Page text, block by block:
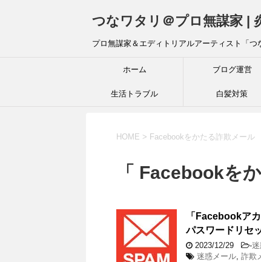
つなワタリ＠プロ無謀家 |
プロ無謀家＆エディトリアルアーティスト「
ホーム ブログ運営
生活トラブル 白髪対策
HOME > Facebookをかたる詐欺メール
「 Facebookを
「Facebookア
パスワードリセ
2023/12/29 -
迷惑メール, 詐欺